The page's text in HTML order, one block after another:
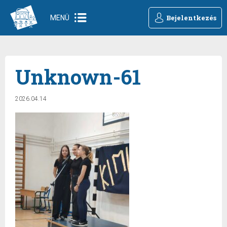
MENÜ Bejelentkezés
Unknown-61
2026.04.14